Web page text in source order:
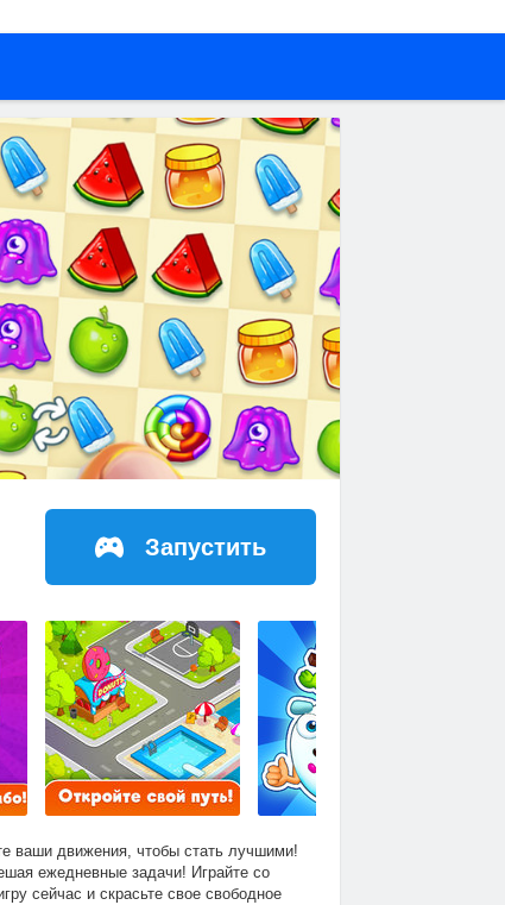
Запустить
ваши движения, чтобы стать лучшими!
ежедневные задачи! Играйте со
сейчас и скрасьте свое свободное